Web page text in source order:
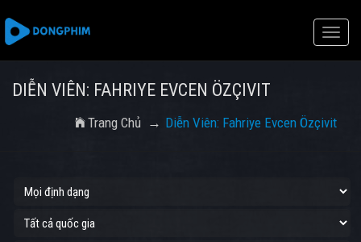
Toggle
DIỄN VIÊN: FAHRIYE EVCEN ÖZÇIVIT
Trang Chủ Diễn Viên: Fahriye Evcen Özçivit